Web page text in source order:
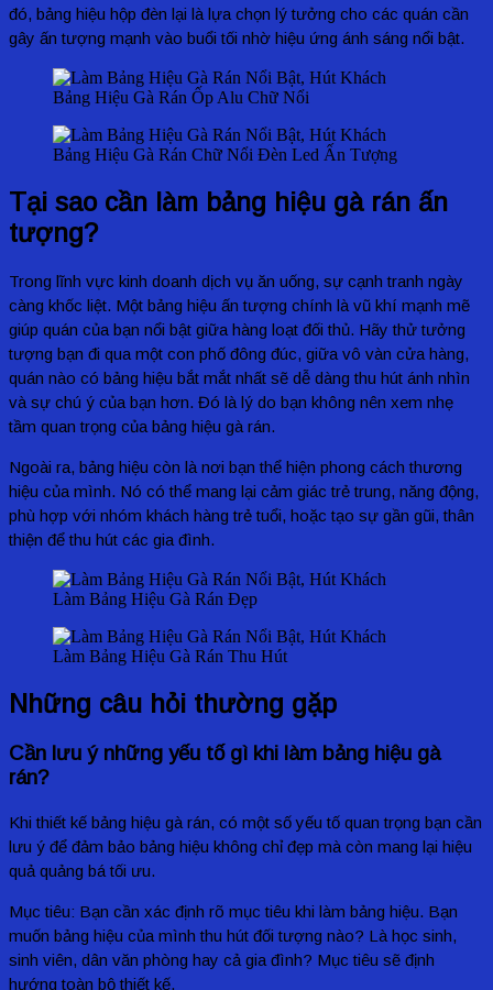
đó, bảng hiệu hộp đèn lại là lựa chọn lý tưởng cho các quán cần
gây ấn tượng mạnh vào buổi tối nhờ hiệu ứng ánh sáng nổi bật.
Bảng Hiệu Gà Rán Ốp Alu Chữ Nổi
Bảng Hiệu Gà Rán Chữ Nổi Đèn Led Ấn Tượng
Tại sao cần làm bảng hiệu gà rán ấn
tượng?
Trong lĩnh vực kinh doanh dịch vụ ăn uống, sự cạnh tranh ngày
càng khốc liệt. Một bảng hiệu ấn tượng chính là vũ khí mạnh mẽ
giúp quán của bạn nổi bật giữa hàng loạt đối thủ. Hãy thử tưởng
tượng bạn đi qua một con phố đông đúc, giữa vô vàn cửa hàng,
quán nào có bảng hiệu bắt mắt nhất sẽ dễ dàng thu hút ánh nhìn
và sự chú ý của bạn hơn. Đó là lý do bạn không nên xem nhẹ
tầm quan trọng của bảng hiệu gà rán.
Ngoài ra, bảng hiệu còn là nơi bạn thể hiện phong cách thương
hiệu của mình. Nó có thể mang lại cảm giác trẻ trung, năng động,
phù hợp với nhóm khách hàng trẻ tuổi, hoặc tạo sự gần gũi, thân
thiện để thu hút các gia đình.
Làm Bảng Hiệu Gà Rán Đẹp
Làm Bảng Hiệu Gà Rán Thu Hút
Những câu hỏi thường gặp
Cần lưu ý những yếu tố gì khi làm bảng hiệu gà
rán?
Khi thiết kế bảng hiệu gà rán, có một số yếu tố quan trọng bạn cần
lưu ý để đảm bảo bảng hiệu không chỉ đẹp mà còn mang lại hiệu
quả quảng bá tối ưu.
Mục tiêu: Bạn cần xác định rõ mục tiêu khi làm bảng hiệu. Bạn
muốn bảng hiệu của mình thu hút đối tượng nào? Là học sinh,
sinh viên, dân văn phòng hay cả gia đình? Mục tiêu sẽ định
hướng toàn bộ thiết kế.